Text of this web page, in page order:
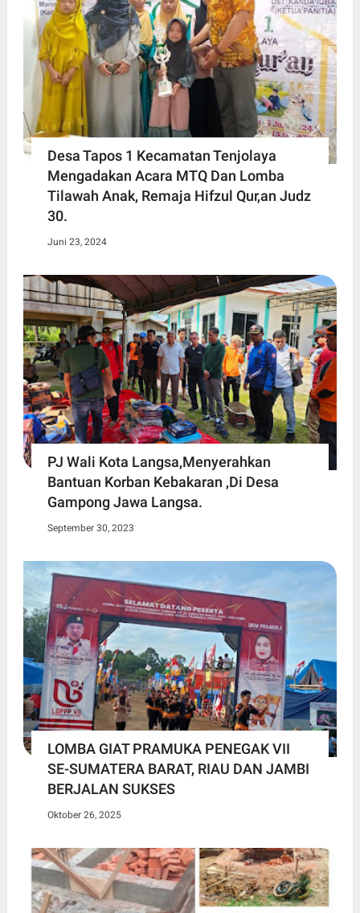
Desa Tapos 1 Kecamatan Tenjolaya
Mengadakan Acara MTQ Dan Lomba
Tilawah Anak, Remaja Hifzul Qur,an Judz
30.
Juni 23, 2024
PJ Wali Kota Langsa,Menyerahkan
Bantuan Korban Kebakaran ,Di Desa
Gampong Jawa Langsa.
September 30, 2023
LOMBA GIAT PRAMUKA PENEGAK VII
SE-SUMATERA BARAT, RIAU DAN JAMBI
BERJALAN SUKSES
Oktober 26, 2025